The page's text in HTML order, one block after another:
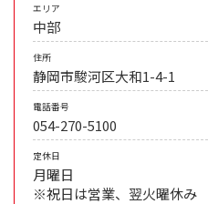
エリア
中部
住所
静岡市駿河区大和1-4-1
電話番号
054-270-5100
定休日
月曜日
※祝日は営業、翌火曜休み